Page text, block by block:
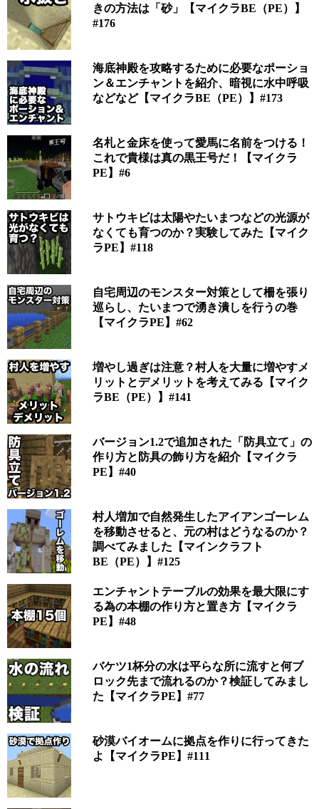
きの方法は「砂」【マイクラBE（PE）】
#176
海底神殿を攻略するために必要なポーショ
ン＆エンチャントを紹介、暗視に水中呼吸
などなど【マイクラBE（PE）】#173
名札と金床を使って愛馬に名前をつける！
これで貴様は真の黒王号だ！【マイクラ
PE】#6
サトウキビは太陽やたいまつなどの光源が
なくても育つのか？実験してみた【マイク
ラPE】#118
自宅周辺のモンスター対策として柵を張り
巡らし、たいまつで湧き潰しを行うの巻
【マイクラPE】#62
増やし過ぎは注意？村人を大量に増やすメ
リットとデメリットを考えてみる【マイク
ラBE（PE）】#141
バージョン1.2で追加された「防具立て」の
作り方と防具の飾り方を紹介【マイクラ
PE】#40
村人増加で自然発生したアイアンゴーレム
を移動させると、元の村はどうなるのか？
調べてみました【マインクラフト
BE（PE）】#125
エンチャントテーブルの効果を最大限にす
る為の本棚の作り方と置き方【マイクラ
PE】#48
バケツ1杯分の水は平らな所に流すと何ブ
ロック先まで流れるのか？検証してみまし
た【マイクラPE】#77
砂漠バイオームに拠点を作りに行ってきた
よ【マイクラPE】#111